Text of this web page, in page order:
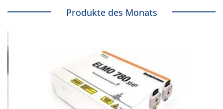
Produkte des Monats